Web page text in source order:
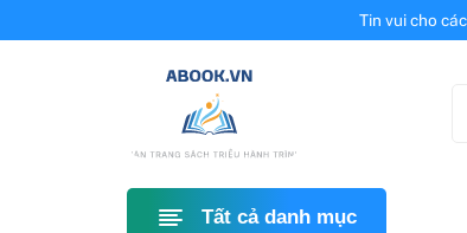
Tin vui cho
Tất cả danh mục